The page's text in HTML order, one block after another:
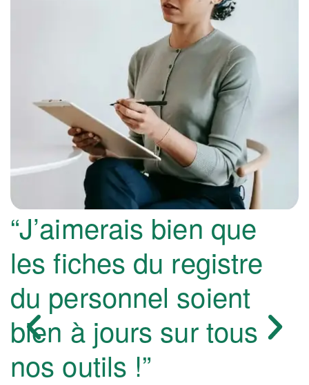
“J’aimerais bien que
les fiches du registre
du personnel soient
bien à jours sur tous
nos outils !”